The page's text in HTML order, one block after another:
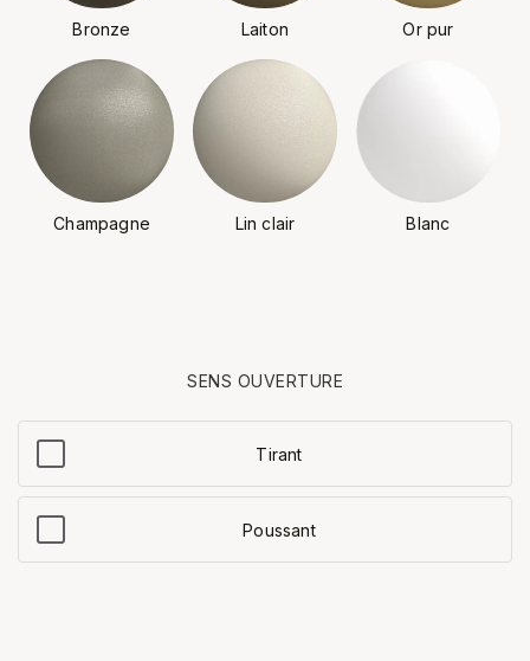
Bronze Laiton Or pur
Champagne Lin clair Blanc
SENS OUVERTURE
Tirant
Poussant